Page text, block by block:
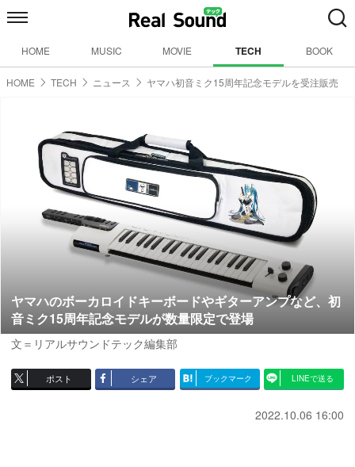
HOME MUSIC MOVIE TECH BOOK
HOME TECH ニュース ヤマハ初音ミク15周年記念モデルを受注販売
ヤマハのボーカロイドキーボードやギターアンプなど、初
音ミク15周年記念モデルが数量限定で登場
文＝リアルサウンドテック編集部
ポスト シェア ブックマーク LINEで送る
2022.10.06 16:00